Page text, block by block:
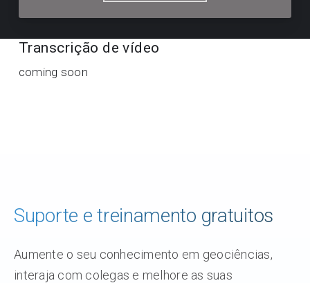
Transcrição de vídeo
coming soon
Suporte e treinamento gratuitos
Aumente o seu conhecimento em geociências,
interaja com colegas e melhore as suas